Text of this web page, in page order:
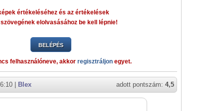
értékeléséhez és az értékelések
elolvasásához be kell lépnie!
BELÉPÉS
felhasználóneve, akkor regisztráljon egyet.
adott pontszám: 4,5
| Blex